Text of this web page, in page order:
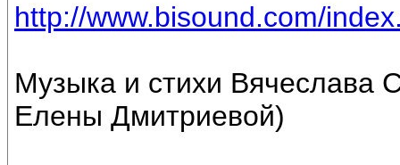
http://www.bisound.com/
Музыка и стихи Вячеслава
Елены Дмитриевой)